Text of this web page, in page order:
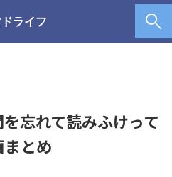
ライフ
忘れて読みふけって
まとめ